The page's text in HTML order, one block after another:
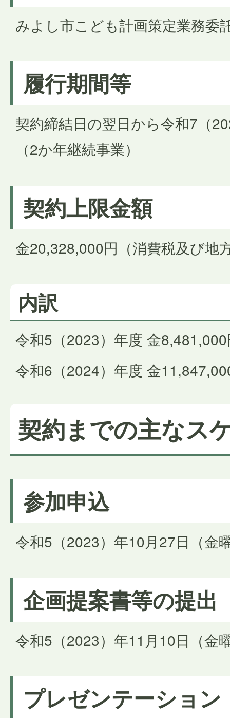
みよし市こども計画策定業務委
履行期間等
契約締結日の翌日から令和7（
（2か年継続事業）
契約上限金額
金20,328,000円（消費税及び地
内訳
令和5（2023）年度 金
令和6（2024）年度 金
契約までの主なス
参加申込
令和5（2023）年10月27日（金
企画提案書等の提出
令和5（2023）年11月10日（金
プレゼンテーション